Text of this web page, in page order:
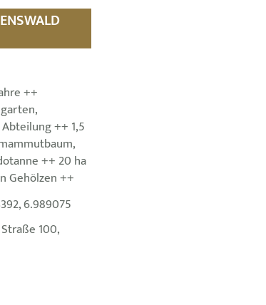
++
++ 1,5
++ 20 ha
Gehölzen ++
6.989075
100,